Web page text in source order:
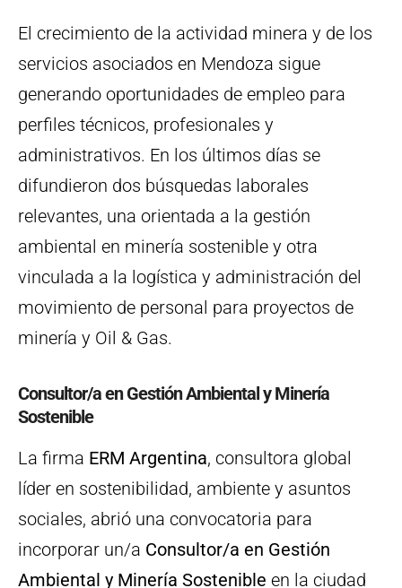
El crecimiento de la actividad minera y de los
servicios asociados en Mendoza sigue
generando oportunidades de empleo para
perfiles técnicos, profesionales y
administrativos. En los últimos días se
difundieron dos búsquedas laborales
relevantes, una orientada a la gestión
ambiental en minería sostenible y otra
vinculada a la logística y administración del
movimiento de personal para proyectos de
minería y Oil & Gas.
Consultor/a en Gestión Ambiental y Minería
Sostenible
La firma ERM Argentina, consultora global
líder en sostenibilidad, ambiente y asuntos
sociales, abrió una convocatoria para
incorporar un/a Consultor/a en Gestión
Ambiental y Minería Sostenible en la ciudad